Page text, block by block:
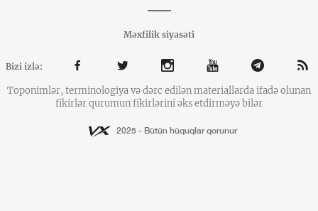
Məxfilik siyasəti
Bizi izlə:
Toponimlər, terminologiya və dərc edilən materiallarda ifadə olunan
fikirlər qurumun fikirlərini əks etdirməyə bilər
2025 - Bütün hüquqlar qorunur